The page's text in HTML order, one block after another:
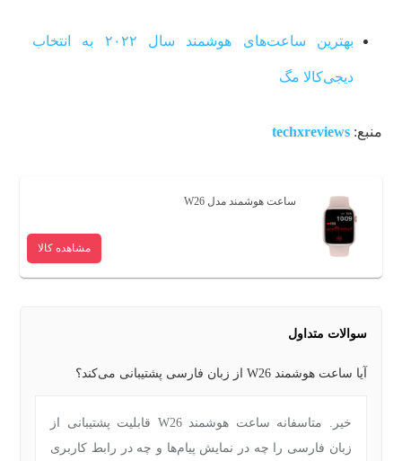
بهترین ساعت‌های هوشمند سال ۲۰۲۲ به انتخاب
دیجی‌‌کالا مگ
منبع:techxreviews
ساعت هوشمند مدل W26
مشاهده کالا
سوالات متداول
آیا ساعت هوشمند W26 از زبان فارسی پشتیبانی می‌کند؟
خیر. متاسفانه ساعت هوشمند W26 قابلیت پشتیبانی از
زبان فارسی را چه در نمایش پیام‌ها و چه در رابط کاربری